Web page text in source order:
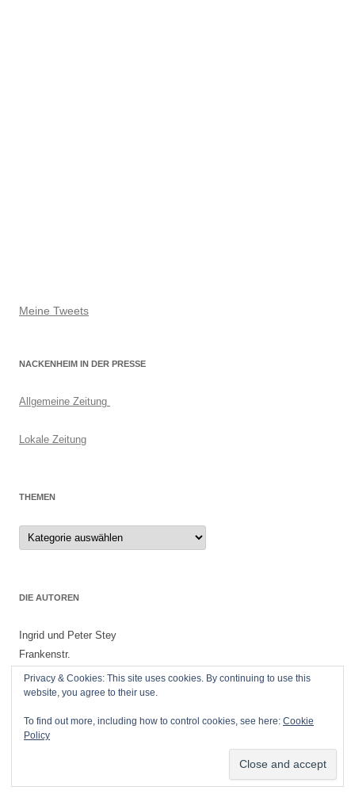
Meine Tweets
NACKENHEIM IN DER PRESSE
Allgemeine Zeitung
Lokale Zeitung
THEMEN
Themen
DIE AUTOREN
Ingrid und Peter Stey
Frankenstr.
55299 Nackenheim
Stolz präsentiert von WordPress
Privacy & Cookies: This site uses cookies. By continuing to use this
website, you agree to their use.
To find out more, including how to control cookies, see here: Cookie
Policy